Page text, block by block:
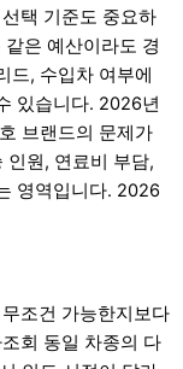
택 기준도 중요하
은 예산이라도 경
드, 수입차 여부에
있습니다. 2026년
브랜드의 문제가
인원, 연료비 부담,
영역입니다. 2026
조건 가능한지보다
회 동일 차종의 다